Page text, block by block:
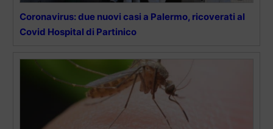
Coronavirus: due nuovi casi a Palermo, ricoverati al
Covid Hospital di Partinico